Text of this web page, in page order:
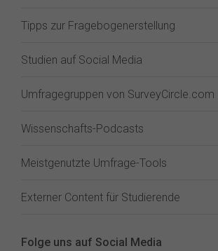
Tipps zur Fragebogenerstellung
Studien auf Social Media
Umfragegruppen von SurveyCircle.com
Wissenschafts-Podcasts
Meistgenutzte Umfrage-Tools
Externer Content für Studierende
Folge uns auf Social Media